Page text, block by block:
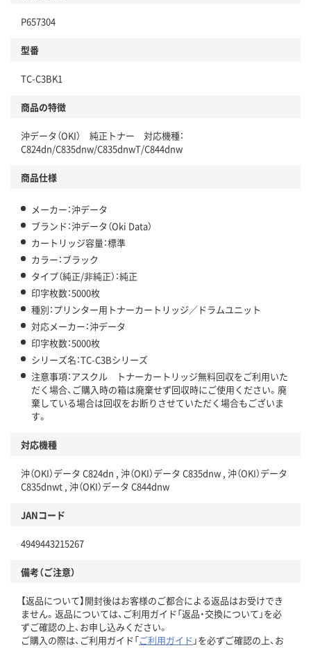
P657304
型番
TC-C3BK1
商品の特徴
沖データ（OKI） 純正トナー 対応機種：
C824dn/C835dnw/C835dnwT/C844dnw
商品仕様
メーカー：沖データ
ブランド：沖データ（Oki Data）
カートリッジ容量：標準
カラー：ブラック
タイプ（純正/非純正）：純正
印字枚数：5000枚
種別：プリンター用トナーカートリッジ／ドラムユニット
対応メーカー：沖データ
印字枚数：5000枚
シリーズ名：TC-C3Bシリーズ
注意事項：アスクル トナーカートリッジ無料回収をご利用いた
だく場合、ご購入時の箱は廃棄せず回収時にご使用ください。廃
棄している場合は回収をお断りさせていただく場合もございま
す。
対応機種
沖（OKI）データ C824dn , 沖（OKI）データ C835dnw , 沖（OKI）データ
C835dnwt , 沖（OKI）データ C844dnw
JANコード
4949443215267
備考（ご注意）
【返品について】開封後はお客様のご都合による返品はお受けでき
ません。返品については、ご利用ガイド「返品・交換について」を必
ずご確認の上、お申し込みください。
ご購入の際は、ご利用ガイド「ご利用ガイド 」を必ずご確認の上、お